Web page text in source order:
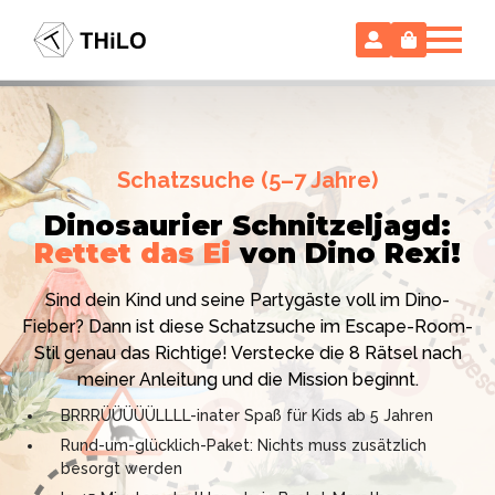
Hollywood-Action im
Kinderzimmer – ohne
Vorbereitungsstress!
Ich bin THiLO, "Dein SPIEGEL"-Bestseller-Autor und
TV-Profi (ZDF "1, 2 oder 3"). Entdecke jetzt meine
Schatzsuchen und Escape Rooms zum Sofort-
Download. Und natürlich meine Ebooks.
Schatzsuche (5–7 Jahre)
Dinosaurier Schnitzeljagd:
Rettet das Ei von Dino Rexi!
Sind dein Kind und seine Partygäste voll im Dino-
Fieber? Dann ist diese Schatzsuche im Escape-Room-
Stil genau das Richtige! Verstecke die 8 Rätsel nach
meiner Anleitung und die Mission beginnt.
BRRRÜÜÜÜÜLLLL-inater Spaß für Kids ab 5 Jahren
Rund-um-glücklich-Paket: Nichts muss zusätzlich
besorgt werden
Escape Room (ab 8 oder 12 Jahre)
Locked-up Agents: Im Labor
des Virologen
Das gab es noch nie: Verwandele dein Zuhause in ein
High-Tech Labor! Unser 24-seitiges PDF enthält alles:
Mission, Agentenausweise, Rätsel und Requisiten.
Knackt den Fall in 90 Minuten!
Kniffliger Rätselspaß für 2 bis 6 Spieler (8 - 11 oder 12–
99 Jahre)
Professionelles PDF: Agentenausweise & Schilder
inklusive